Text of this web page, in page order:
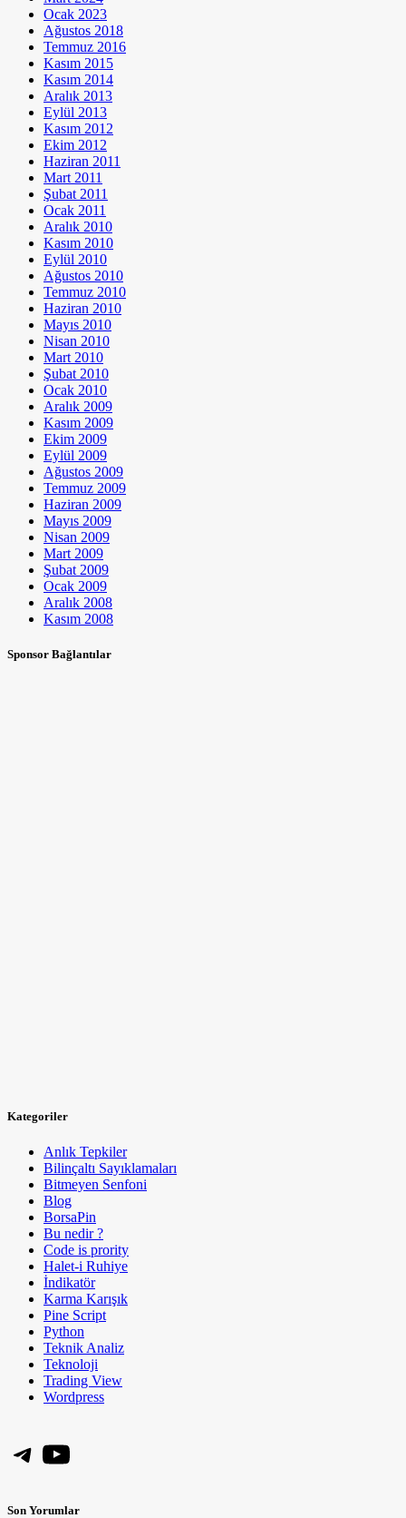
Ocak 2023
Ağustos 2018
Temmuz 2016
Kasım 2015
Kasım 2014
Aralık 2013
Eylül 2013
Kasım 2012
Ekim 2012
Haziran 2011
Mart 2011
Şubat 2011
Ocak 2011
Aralık 2010
Kasım 2010
Eylül 2010
Ağustos 2010
Temmuz 2010
Haziran 2010
Mayıs 2010
Nisan 2010
Mart 2010
Şubat 2010
Ocak 2010
Aralık 2009
Kasım 2009
Ekim 2009
Eylül 2009
Ağustos 2009
Temmuz 2009
Haziran 2009
Mayıs 2009
Nisan 2009
Mart 2009
Şubat 2009
Ocak 2009
Aralık 2008
Kasım 2008
Sponsor Bağlantılar
Kategoriler
Anlık Tepkiler
Bilinçaltı Sayıklamaları
Bitmeyen Senfoni
Blog
BorsaPin
Bu nedir ?
Code is prority
Halet-i Ruhiye
İndikatör
Karma Karışık
Pine Script
Python
Teknik Analiz
Teknoloji
Trading View
Wordpress
Telegram
YouTube
Son Yorumlar